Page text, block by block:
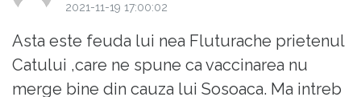
---Oameni buni ,,? Oare in ce Lume traim ?
Daca acel individ ,este pus intr-o biserica , sa
2021-11-19 17:00:02
Asta este feuda lui nea Fluturache prietenul
Catului ,care ne spune ca vaccinarea nu
merge bine din cauza lui Sosoaca. Ma intreb